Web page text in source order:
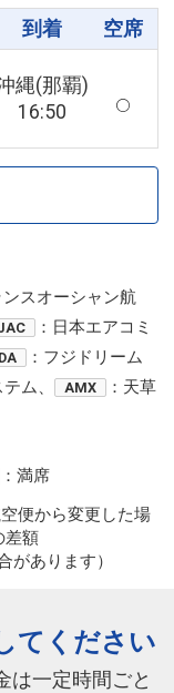
到着 空席
縄(那覇)
16:50
ンスオーシャン航
：日本エアコミ
：フジドリーム
ム、 AMX
：天草
：満席
便から変更した場
差額
があります）
てください
は一定時間ごと